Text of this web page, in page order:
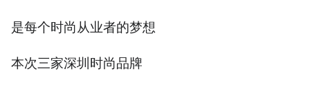
是每个时尚从业者的梦想
本次三家深圳时尚品牌